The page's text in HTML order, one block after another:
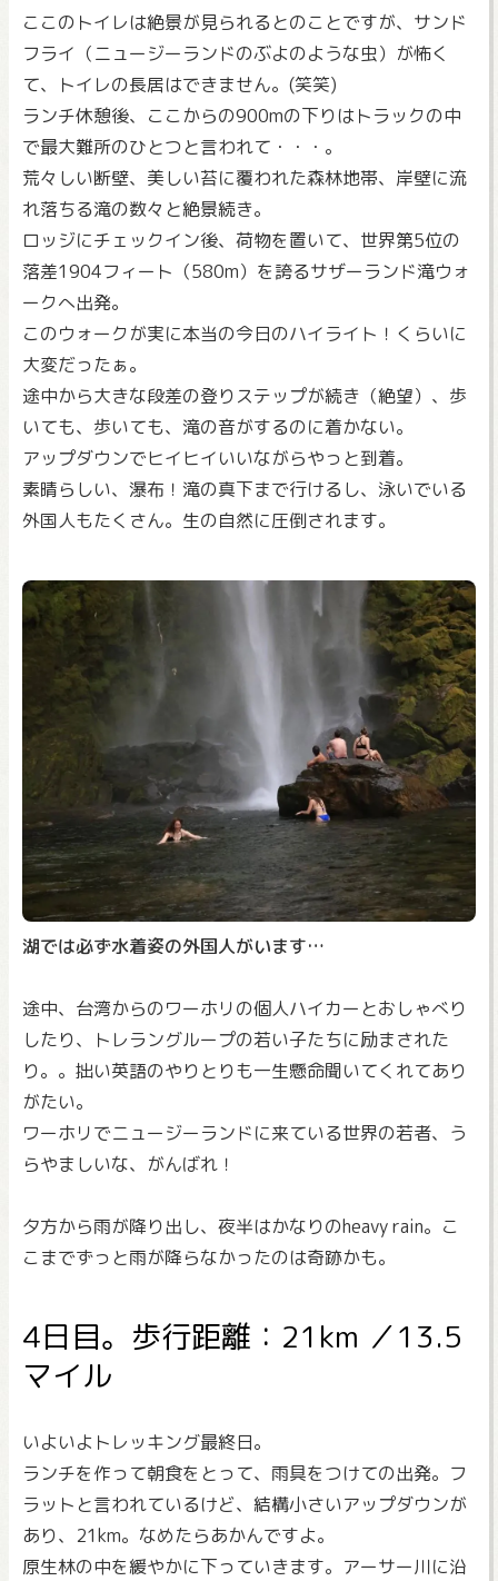
ここのトイレは絶景が見られるとのことですが、サンド
フライ（ニュージーランドのぶよのような虫）が怖く
て、トイレの長居はできません。(笑笑)
ランチ休憩後、ここからの900mの下りはトラックの中
で最大難所のひとつと言われて・・・。
荒々しい断壁、美しい苔に覆われた森林地帯、岸壁に流
れ落ちる滝の数々と絶景続き。
ロッジにチェックイン後、荷物を置いて、世界第5位の
落差1904フィート（580m）を誇るサザーランド滝ウォ
ークへ出発。
このウォークが実に本当の今日のハイライト！くらいに
大変だったぁ。
途中から大きな段差の登りステップが続き（絶望）、歩
いても、歩いても、滝の音がするのに着かない。
アップダウンでヒイヒイいいながらやっと到着。
素晴らしい、瀑布！滝の真下まで行けるし、泳いでいる
外国人もたくさん。生の自然に圧倒されます。
湖では必ず水着姿の外国人がいます…
途中、台湾からのワーホリの個人ハイカーとおしゃべり
したり、トレラングループの若い子たちに励まされた
り。。拙い英語のやりとりも一生懸命聞いてくれてあり
がたい。
ワーホリでニュージーランドに来ている世界の若者、う
らやましいな、がんばれ！
夕方から雨が降り出し、夜半はかなりのheavy rain。こ
こまでずっと雨が降らなかったのは奇跡かも。
4日目。歩行距離：21km ／13.5
マイル
いよいよトレッキング最終日。
ランチを作って朝食をとって、雨具をつけての出発。フ
ラットと言われているけど、結構小さいアップダウンが
あり、21km。なめたらあかんですよ。
原生林の中を緩やかに下っていきます。アーサー川に沿